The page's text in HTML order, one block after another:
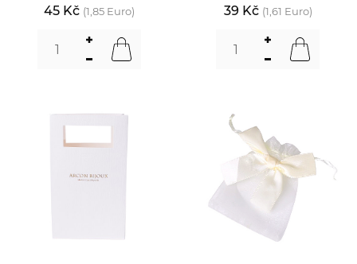
45 Kč (1,85 Euro) 39 Kč (1,61 Euro)